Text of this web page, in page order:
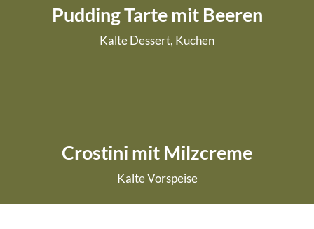
Pudding Tarte mit Beeren
Kalte Dessert, Kuchen
weiterlesen
Crostini mit Milzcreme
Kalte Vorspeise
weiterlesen